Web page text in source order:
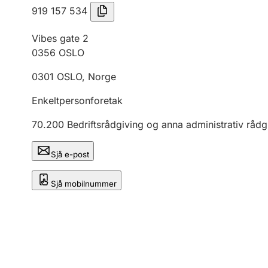
919 157 534
Vibes gate 2
0356 OSLO
0301 OSLO, Norge
Enkeltpersonforetak
70.200 Bedriftsrådgiving og anna administrativ
Sjå e-post
Sjå mobilnummer